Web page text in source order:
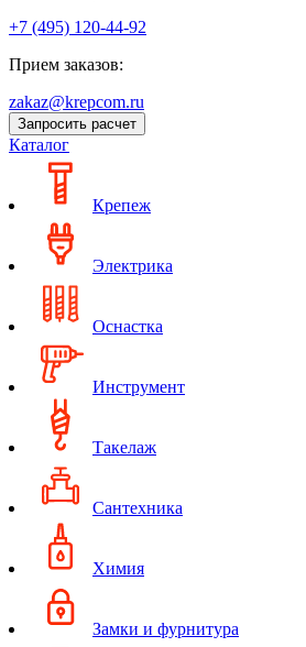
+7 (495) 120-44-92
Прием заказов:
zakaz@krepcom.ru
Запросить расчет
Каталог
Крепеж
Электрика
Оснастка
Инструмент
Такелаж
Сантехника
Химия
Замки и фурнитура